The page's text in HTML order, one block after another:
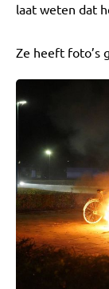
laat weten dat
Ze heeft foto’s